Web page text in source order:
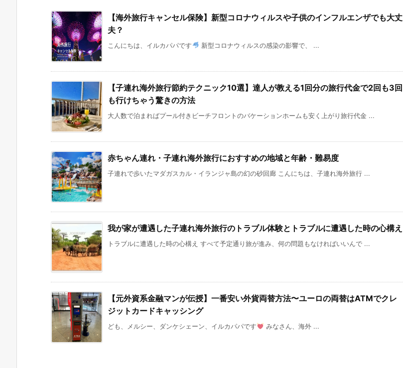
【海外旅行キャンセル保険】新型コロナウィルスや子供のインフルエンザでも大丈
夫？
こんにちは、イルカパパです 新型コロナウィルスの感染の影響で、 ...
【子連れ海外旅行節約テクニック10選】達人が教える1回分の旅行代金で2回も3回
も行けちゃう驚きの方法
大人数で泊まればプール付きビーチフロントのバケーションホームも安く上がり旅行代金 ...
赤ちゃん連れ・子連れ海外旅行におすすめの地域と年齢・難易度
子連れで歩いたマダガスカル・イランジャ島の幻の砂回廊 こんにちは、子連れ海外旅行 ...
我が家が遭遇した子連れ海外旅行のトラブル体験とトラブルに遭遇した時の心構え
トラブルに遭遇した時の心構え すべて予定通り旅が進み、何の問題もなければいいんで ...
【元外資系金融マンが伝授】一番安い外貨両替方法〜ユーロの両替はATMでクレ
ジットカードキャッシング
ども、メルシー、ダンケシェーン、イルカパパです みなさん、海外 ...